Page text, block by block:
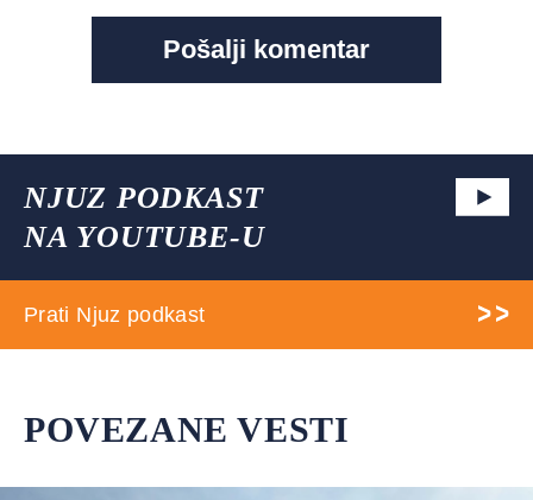
NJUZ PODKAST
NA YOUTUBE-U
Prati Njuz podkast
POVEZANE VESTI